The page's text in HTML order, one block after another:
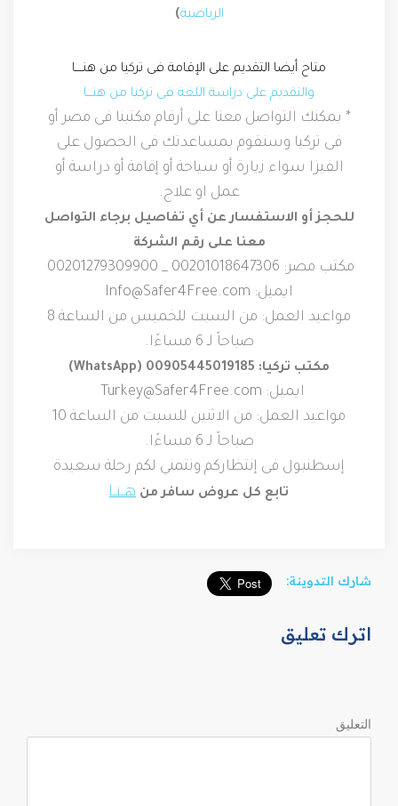
الرياضية)
متاح أيضا التقديم على الإقامة فى تركيا من هنــــا
والتقديم على دراسة اللغة فى تركيا من هنـــا
* يمكنك التواصل معنا على أرقام مكتبنا فى مصر أو
فى تركيا وسنقوم بمساعدتك فى الحصول على
الفيزا سواء زيارة أو سياحة أو إقامة أو دراسة أو
عمل او علاج.
للحجز أو الاستفسار عن أي تفاصيل برجاء التواصل
معنا على رقم الشركة
مكتب مصر: 00201018647306 _ 00201279309900
ايميل: Info@Safer4Free.com
مواعيد العمل: من السبت للخميس من الساعة 8
صباحاً لـ 6 مساءًا.
مكتب تركيا: 00905445019185 (WhatsApp)
ايميل: Turkey@Safer4Free.com
مواعيد العمل: من الاثنين للسبت من الساعة 10
صباحاً لـ 6 مساءًا.
إسطنبول فى إنتظاركم ونتمني لكم رحلة سعيدة
تابع كل عروض سافر من هـنـا
شارك التدوينة:
اترك تعليق
التعليق